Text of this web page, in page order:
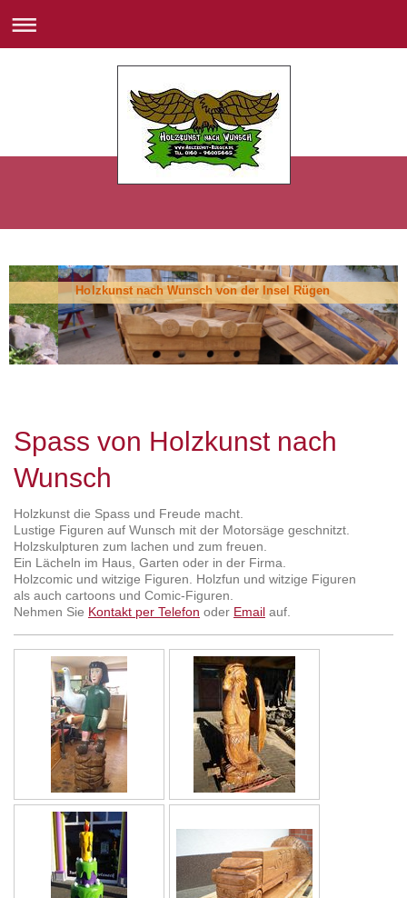
Holzkunst nach Wunsch von der Insel Rügen
Spass von Holzkunst nach
Wunsch
Holzkunst die Spass und Freude macht.
Lustige Figuren auf Wunsch mit der Motorsäge geschnitzt.
Holzskulpturen zum lachen und zum freuen.
Ein Lächeln im Haus, Garten oder in der Firma.
Holzcomic und witzige Figuren. Holzfun und witzige Figuren
als auch cartoons und Comic-Figuren.
Nehmen Sie Kontakt per Telefon oder Email auf.